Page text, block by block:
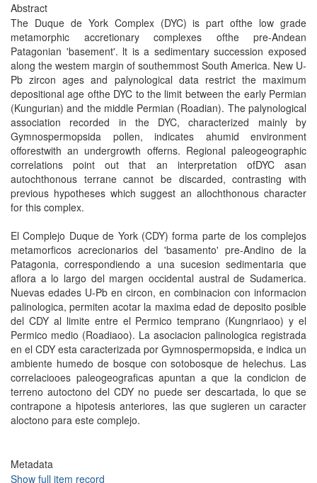
Abstract
The Duque de York Complex (DYC) is part ofthe low grade
metamorphic accretionary complexes ofthe pre-Andean
Patagonian 'basement'. lt is a sedimentary succession exposed
along the westem margin of southemmost South America. New U-
Pb zircon ages and palynological data restrict the maximum
depositional age ofthe DYC to the limit between the early Permian
(Kungurian) and the middle Permian (Roadian). The palynological
association recorded in the DYC, characterized mainly by
Gymnospermopsida pollen, indicates ahumid environment
offorestwith an undergrowth offerns. Regional paleogeographic
correlations point out that an interpretation ofDYC asan
autochthonous terrane cannot be discarded, contrasting with
previous hypotheses which suggest an allochthonous character
for this complex.
El Complejo Duque de York (CDY) forma parte de los complejos
metamorficos acrecionarios del 'basamento' pre-Andino de la
Patagonia, correspondiendo a una sucesion sedimentaria que
aflora a lo largo del margen occidental austral de Sudamerica.
Nuevas edades U-Pb en circon, en combinacion con informacion
palinologica, permiten acotar la maxima edad de deposito posible
del CDY al limite entre el Permico temprano (Kungnriaoo) y el
Permico medio (Roadiaoo). La asociacion palinologica registrada
en el CDY esta caracterizada por Gymnospermopsida, e indica un
ambiente humedo de bosque con sotobosque de helechus. Las
correlaciooes paleogeograficas apuntan a que la condicion de
terreno autoctono del CDY no puede ser descartada, lo que se
contrapone a hipotesis anteriores, las que sugieren un caracter
aloctono para este complejo.
Metadata
Show full item record